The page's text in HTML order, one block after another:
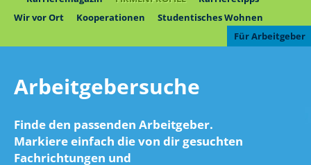
Wir vor Ort
Kooperationen
Studentisches Wohnen
Für Arbeitgeber
Arbeitgebersuche
Finde den passenden Arbeitgeber.
Markiere einfach die von dir gesuchten
Fachrichtungen und